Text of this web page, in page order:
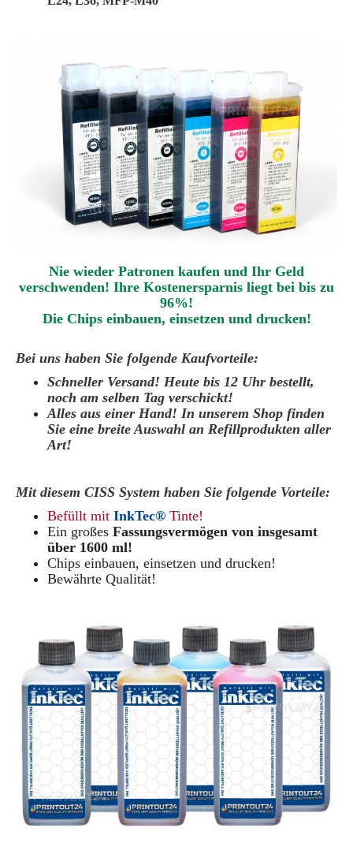
Nie wieder Patronen kaufen und Ihr Geld
verschwenden! Ihre Kostenersparnis liegt bei bis zu
96%!
Die Chips einbauen, einsetzen und drucken!
Bei uns haben Sie folgende Kaufvorteile:
Schneller Versand! Heute bis 12 Uhr bestellt,
noch am selben Tag verschickt!
Alles aus einer Hand! In unserem Shop finden
Sie eine breite Auswahl an Refillprodukten aller
Art!
Mit diesem CISS System haben Sie folgende Vorteile:
Befüllt mit InkTec® Tinte!
Ein großes Fassungsvermögen von insgesamt
über 1600 ml!
Chips einbauen, einsetzen und drucken!
Bewährte Qualität!